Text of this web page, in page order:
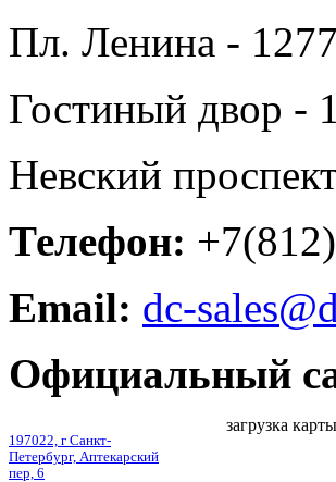
Пл. Ленина -
Гостиный двор -
Невский
Телефон:
Email: dc-
Официальный
197022, г Санкт-
Петербург, Аптекарский
пер, 6
загрузка